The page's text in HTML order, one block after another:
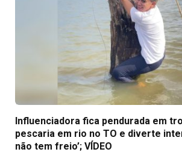
Influenciadora fica pendurada em
pescaria em rio no TO e diverte
não tem freio’; VÍDEO